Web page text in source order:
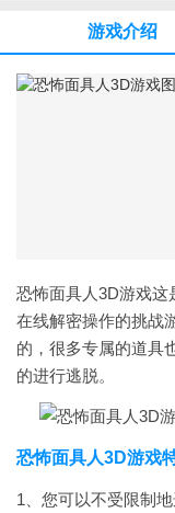
游戏介绍
恐怖面具人3D游戏这
在线解密操作的挑战
的，很多专属的道具
的进行逃脱。
恐怖面具人3D游戏
1、您可以不受限制